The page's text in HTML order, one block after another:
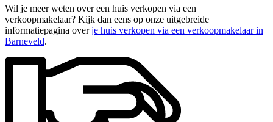
Wil je meer weten over een huis verkopen via een
verkoopmakelaar? Kijk dan eens op onze uitgebreide
informatiepagina overje huis verkopen via een verkoopmakelaar in
Barneveld.